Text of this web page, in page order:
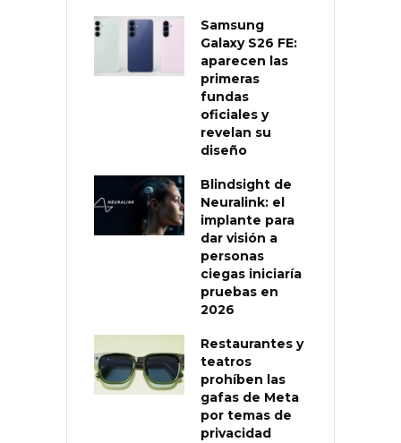
Samsung
Galaxy S26 FE:
aparecen las
primeras
fundas
oficiales y
revelan su
diseño
Blindsight de
Neuralink: el
implante para
dar visión a
personas
ciegas iniciaría
pruebas en
2026
Restaurantes y
teatros
prohíben las
gafas de Meta
por temas de
privacidad